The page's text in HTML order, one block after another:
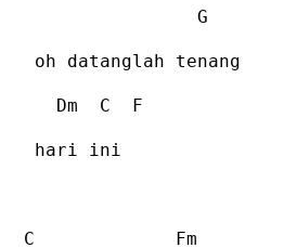
G
oh datanglah tenang
Dm C F
hari ini
C Fm